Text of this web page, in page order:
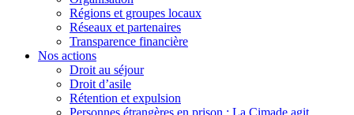
Régions et groupes locaux
Réseaux et partenaires
Transparence financière
Nos actions
Droit au séjour
Droit d’asile
Rétention et expulsion
Personnes étrangères en prison : La Cimade agit